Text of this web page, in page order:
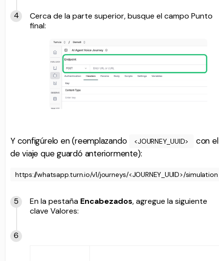
Cerca de la parte superior, busque el campo Punto
final:
Y configúrelo en (reemplazando <JOURNEY_UUID>
con
de viaje que guardó anteriormente):
https://whatsapp.turn.io/v1/journeys/<JOURNEY_UUID>/simulation
En la pestaña Encabezados, agregue la siguiente
clave Valores: